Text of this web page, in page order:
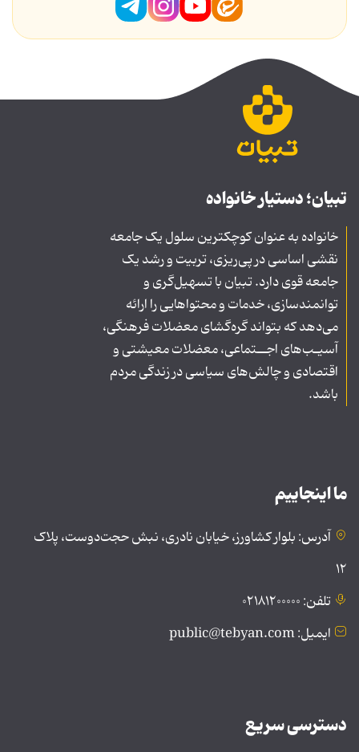
تبیان؛ دستیار خانواده
خانواده به عنوان کوچکترین سلول یک جامعه
نقشی اساسی در پی‌ریزی، تربیت و رشد یک
جامعه قوی دارد. تبیان با تسهیل‌گری و
توانمندسازی، خدمات و محتواهایی را ارائه
می‌دهد که بتواند گره‌گشای معضلات فرهنگی،
آسیـب‌های اجــتماعی، معضلات معیشتی و
اقتصادی و چالش‌های سیاسی در زندگی مردم
باشد.
ما اینجاییم
آدرس: بلوار کشاورز، خیابان نادری، نبش حجت‌دوست، پلاک
۱۲
تلفن: ۰۲۱۸۱۲۰۰۰۰۰
ایمیل: public@tebyan.com
دسترسی سریع